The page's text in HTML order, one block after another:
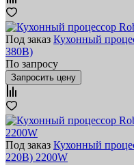
Под заказ Кухонный
380В)
По запросу
Запросить цену
Под заказ Кухонный
220В) 2200W